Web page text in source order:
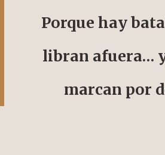
Porque hay
libran afuera…
marcan por